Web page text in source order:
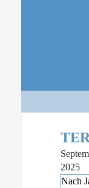
2025
Nach